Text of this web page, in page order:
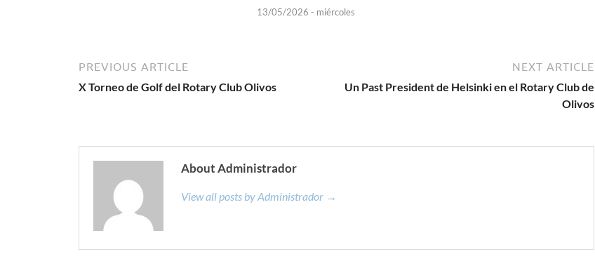
13/05/2026 - miércoles
PREVIOUS ARTICLE
X Torneo de Golf del Rotary Club Olivos
NEXT ARTICLE
Un Past President de Helsinki en el Rotary Club de
Olivos
About Administrador
View all posts by Administrador →